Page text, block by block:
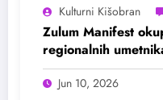
Kulturni Kišobran
Zulum Manifest
regionalnih
Jun 10, 2026